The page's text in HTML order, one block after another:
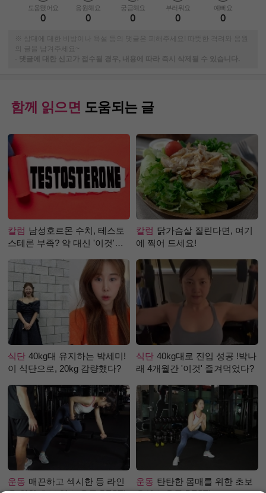
도움됐어요
0
응원해요
0
궁금해요
0
부러워요
0
예뻐요
0
※ 상대에 대한 비방이나 욕설 등의 댓글은 피해주세요! 따뜻한 격려와 응원
의 글을 남겨주세요~
-
댓글에 대한 신고가 접수될 경우, 내용에 따라 즉시 삭제될 수 있습니다.
함께 읽으면 도움되는 글
칼럼 남성호르몬 수치, 테스토
스테론 부족? 약 대신 '이것'으
칼럼 닭가슴살 질린다면, 여기
에 찍어 드세요!
식단 40kg대 유지하는 박세미!
이 식단으로, 20kg 감량했다?
식단 40kg대로 진입 성공 !박나
래 4개월간 '이것' 즐겨먹었다?
운동 매끈하고 섹시한 등 라인
운동 탄탄한 몸매를 위한 초보